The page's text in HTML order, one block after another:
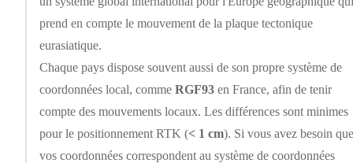
prend en compte le mouvement de la plaque tectonique
eurasiatique.
Chaque pays dispose souvent aussi de son propre système de
coordonnées local, comme RGF93 en France, afin de tenir
compte des mouvements locaux. Les différences sont minimes
pour le positionnement RTK (< 1 cm). Si vous avez besoin que
vos coordonnées correspondent au système de coordonnées